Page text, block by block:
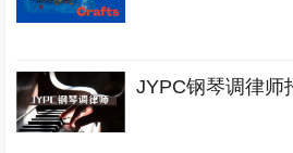
JYPC钢琴调律师